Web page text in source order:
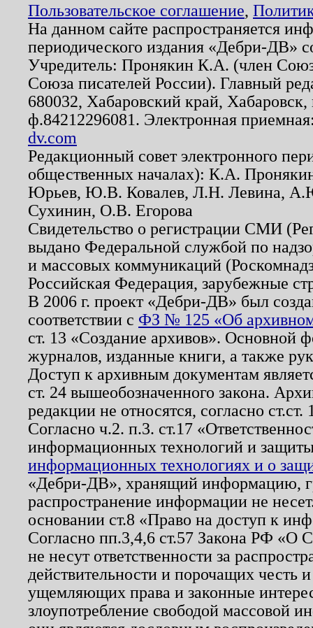
Пользовательское соглашение,
На данном сайте распространяется
периодического издания «Дебри-ДВ»
Учредитель: Пронякин К.А. (член
Союза писателей России). Главный
680032, Хабаровский край,
ф.84212296081. Электронная
dv.com
Редакционный совет электронного
общественных началах): К.А.
Юрьев, Ю.В. Ковалев, Л.Н. Левина,
Сухинин, О.В. Егорова
Свидетельство о регистрации СМИ
выдано Федеральной службой по
и массовых коммуникаций
Российская Федерация, зарубежные
В 2006 г. проект «Дебри-ДВ» был
соответствии с ФЗ № 125 «Об
ст. 13 «Создание архивов». Основной
журналов, изданные книги, а также
Доступ к архивным документам
ст. 24 вышеобозначенного закона.
редакции не относятся, согласно
Согласно ч.2. п.3. ст.17
информационных технологий и
информационных технологиях и о
«Дебри-ДВ», хранящий информацию,
распространение информации не
основании ст.8 «Право на доступ к
Согласно пп.3,4,6 ст.57 Закона РФ «О
не несут ответственности за
действительности и порочащих честь
ущемляющих права и законные
злоупотребление свободой массовой